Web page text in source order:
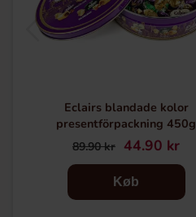
Eclairs blandade kolor
presentförpackning 450g
89.90 kr 44.90 kr
Køb